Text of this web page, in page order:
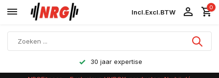
Incl.Excl.BTW
0
30 jaar expertise